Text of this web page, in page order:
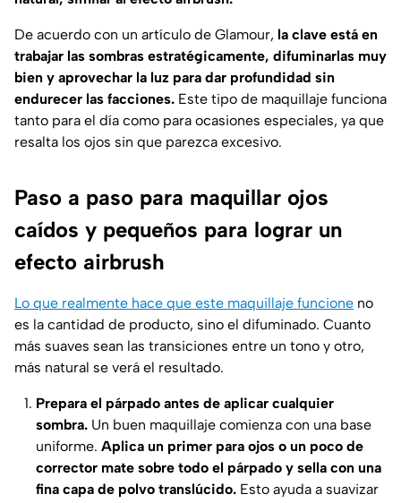
De acuerdo con un artículo de Glamour, la clave está en
trabajar las sombras estratégicamente, difuminarlas muy
bien y aprovechar la luz para dar profundidad sin
endurecer las facciones. Este tipo de maquillaje funciona
tanto para el día como para ocasiones especiales, ya que
resalta los ojos sin que parezca excesivo.
Paso a paso para maquillar ojos
caídos y pequeños para lograr un
efecto airbrush
Lo que realmente hace que este maquillaje funcione no
es la cantidad de producto, sino el difuminado. Cuanto
más suaves sean las transiciones entre un tono y otro,
más natural se verá el resultado.
Prepara el párpado antes de aplicar cualquier
sombra. Un buen maquillaje comienza con una base
uniforme. Aplica un primer para ojos o un poco de
corrector mate sobre todo el párpado y sella con una
fina capa de polvo translúcido. Esto ayuda a suavizar